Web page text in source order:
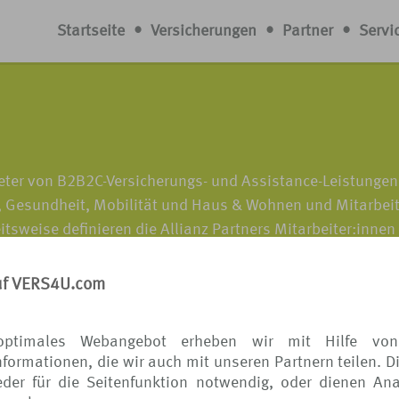
VERS4U.com
Webangebot erheben wir mit Hilfe von
die wir auch mit unseren Partnern teilen.
für die Seitenfunktion notwendig, oder dienen
Startseite • Versicherungen • Partner •
von B2B2C-Versicherungs- und Assistance-
Gesundheit, Mobilität und Haus & Wohnen und
definieren die Allianz Partners Mitarbeiter:innen
Produkte und Services werden dabei nahtlos in das
und ihren Kund:innen auf der ganzen Welt Sicherheit